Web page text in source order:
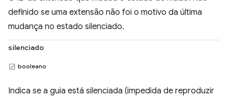
definido se uma extensão não foi o motivo da última
mudança no estado silenciado.
silenciado
booleano
Indica se a guia está silenciada (impedida de reproduzir